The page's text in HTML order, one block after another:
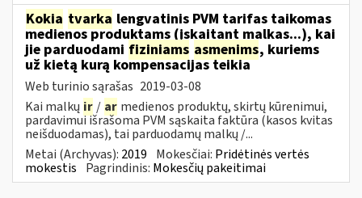
Kokia tvarka lengvatinis PVM tarifas taikomas
medienos produktams (įskaitant malkas...), kai
jie parduodami fiziniams asmenims, kuriems
už kietą kurą kompensacijas teikia
Web turinio sąrašas 2019-03-08
Kai malkų ir / ar medienos produktų, skirtų kūrenimui,
pardavimui išrašoma PVM sąskaita faktūra (kasos kvitas
neišduodamas), tai parduodamų malkų /...
Metai (Archyvas): 2019 Mokesčiai: Pridėtinės vertės
mokestis Pagrindinis: Mokesčių pakeitimai